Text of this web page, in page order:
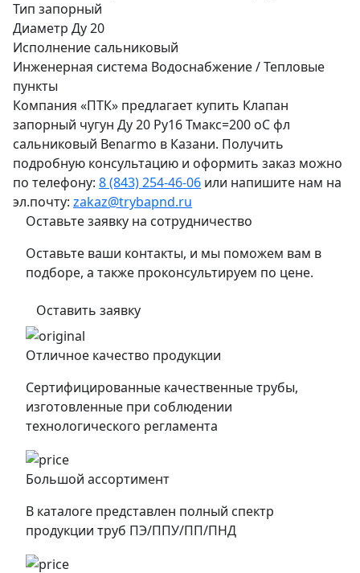
Тип запорный
Диаметр Ду 20
Исполнение сальниковый
Инженерная система Водоснабжение / Тепловые
пункты
Компания «ПТК» предлагает купить Клапан
запорный чугун Ду 20 Ру16 Тмакс=200 оС фл
сальниковый Benarmo в Казани. Получить
подробную консультацию и оформить заказ можно
по телефону: 8 (843) 254-46-06 или напишите нам на
эл.почту: zakaz@trybapnd.ru
Оставьте заявку на сотрудничество
Оставьте ваши контакты, и мы поможем вам в
подборе, а также проконсультируем по цене.
Оставить заявку
Отличное качество продукции
Сертифицированные качественные трубы,
изготовленные при соблюдении
технологического регламента
Большой ассортимент
В каталоге представлен полный спектр
продукции труб ПЭ/ППУ/ПП/ПНД